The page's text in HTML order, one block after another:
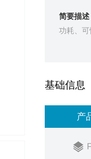
简要描述
功耗、可
基础信息
产